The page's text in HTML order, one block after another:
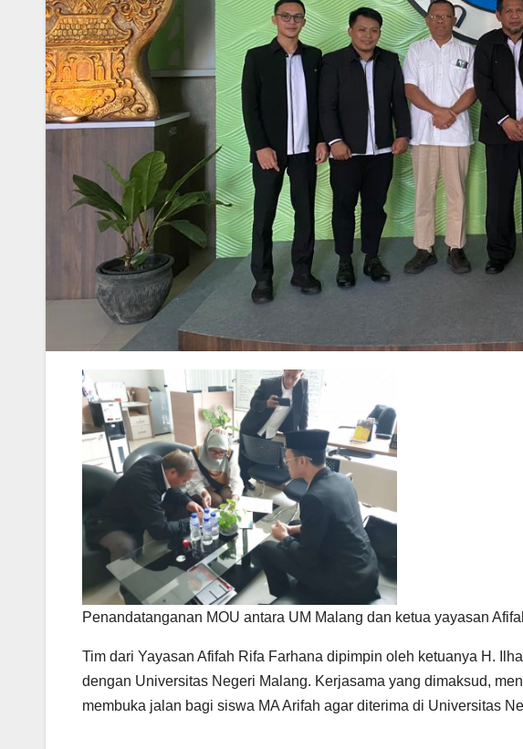
Penandatanganan MOU antara UM Malang dan ketua yayasan
Tim dari Yayasan Afifah Rifa Farhana dipimpin oleh ketuanya H.
dengan Universitas Negeri Malang. Kerjasama yang dimaksud,
membuka jalan bagi siswa MA Arifah agar diterima di Universitas